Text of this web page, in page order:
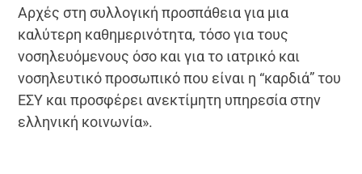
Αρχές στη συλλογική προσπάθεια για μια
καλύτερη καθημερινότητα, τόσο για τους
νοσηλευόμενους όσο και για το ιατρικό και
νοσηλευτικό προσωπικό που είναι η “καρδιά” του
ΕΣΥ και προσφέρει ανεκτίμητη υπηρεσία στην
ελληνική κοινωνία».